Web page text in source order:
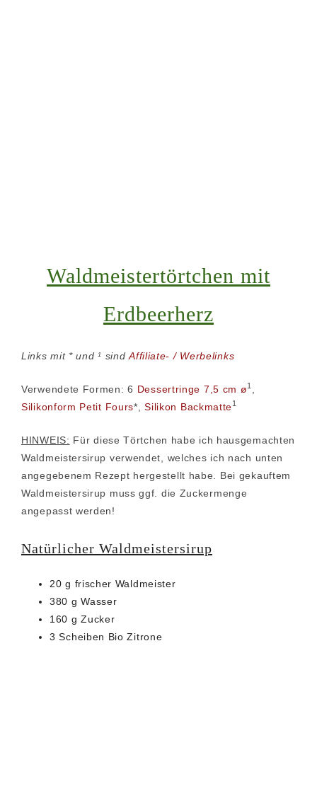
Waldmeistertörtchen mit
Erdbeerherz
Links mit * und ¹ sindAffiliate- / Werbelinks
Verwendete Formen: 6 Dessertringe 7,5 cm ø1
Silikonform Petit Fours*,Silikon Backmatte1
HINWEIS: Für diese Törtchen habe ich hausgemachten
Waldmeistersirup verwendet, welches ich nach unten
angegebenem Rezept hergestellt habe. Bei gekauftem
Waldmeistersirup muss ggf. die Zuckermenge
angepasst werden!
Natürlicher Waldmeistersirup
20 g frischer Waldmeister
380 g Wasser
160 g Zucker
3 Scheiben Bio Zitrone